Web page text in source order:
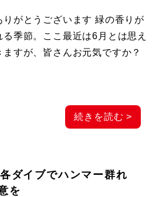
がとうございます 緑の香りが
季節。ここ最近は6月とは思え
すが、皆さんお元気ですか？
続きを読む >
ダイブでハンマー群れ
を